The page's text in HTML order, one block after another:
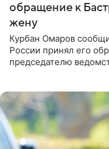
обращение к
жену
Курбан Омаров
России принял его
председателю